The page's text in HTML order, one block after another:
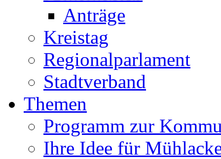
Anträge
Kreistag
Regionalparlament
Stadtverband
Themen
Programm zur
Ihre Idee für